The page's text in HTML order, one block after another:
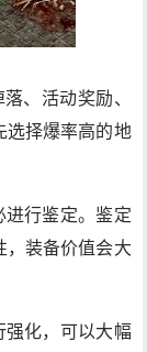
、活动奖励、
选择爆率高的地
进行鉴定。鉴定
，装备价值会大
强化，可以大幅